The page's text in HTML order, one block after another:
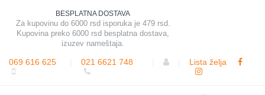
BESPLATNA DOSTAVA
Za kupovinu do 6000 rsd isporuka je 479 rsd.
Kupovina preko 6000 rsd besplatna dostava,
izuzev nameštaja.
069 616 625 021 6621 748 Lista želja